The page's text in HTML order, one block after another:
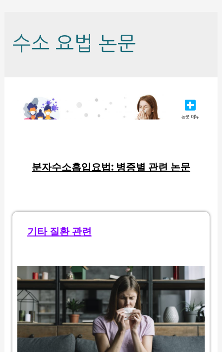
수소 요법 논문
논문 메뉴
분자수소흡입요법: 병증별 관련 논문
기타 질환 관련